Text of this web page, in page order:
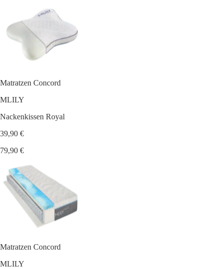
Matratzen Concord
MLILY
Nackenkissen Royal
39,90 €
79,90 €
Matratzen Concord
MLILY